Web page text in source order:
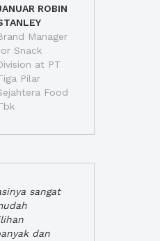
ROBIN
Manager
Snack
at PT
Pilar
Food
sangat
dan